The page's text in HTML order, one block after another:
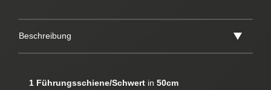
Beschreibung
1 Führungsschiene/Schwertin 50cm